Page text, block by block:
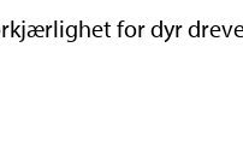
for dyr